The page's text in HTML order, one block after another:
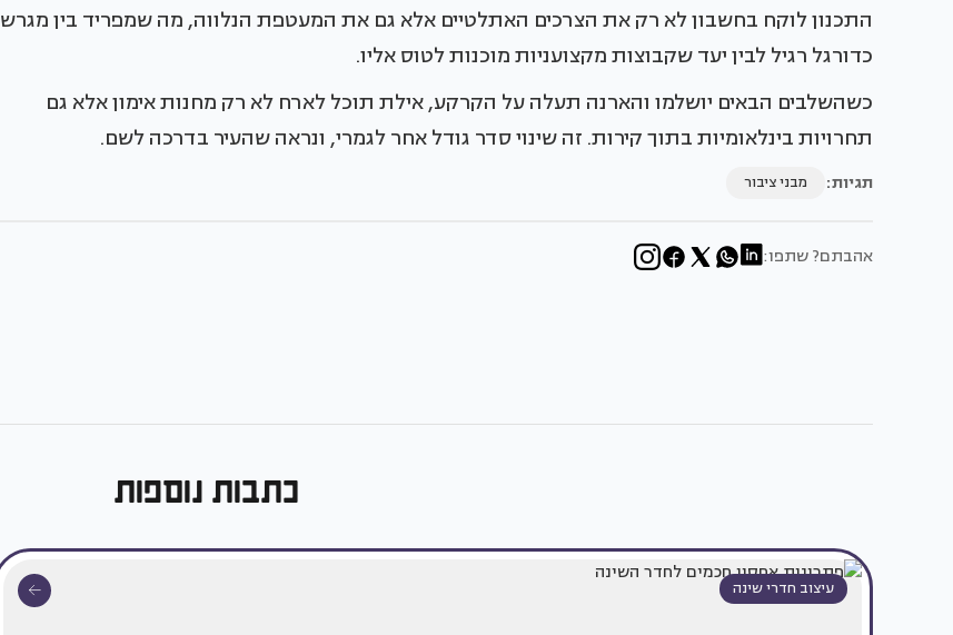
התכנון לוקח בחשבון לא רק את הצרכים האתלטיים אלא גם את המעטפת הנלווה, מה שמפריד בין מגרש
כדורגל רגיל לבין יעד שקבוצות מקצועניות מוכנות לטוס אליו.
כשהשלבים הבאים יושלמו והארנה תעלה על הקרקע, אילת תוכל לארח לא רק מחנות אימון אלא גם
תחרויות בינלאומיות בתוך קירות. זה שינוי סדר גודל אחר לגמרי, ונראה שהעיר בדרכה לשם.
תגיות: מבני ציבור
אהבתם? שתפו:
כתבות נוספות
עיצוב חדרי שינה